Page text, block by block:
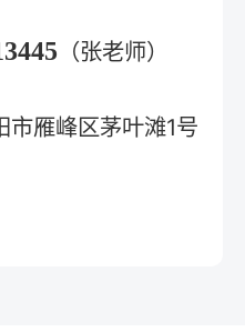
（张老师）
市雁峰区茅叶滩1号